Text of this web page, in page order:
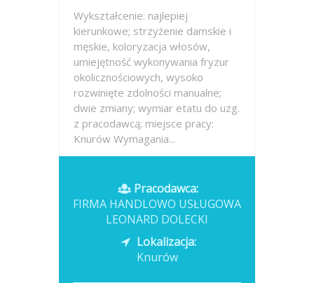
Wykształcenie: najlepiej
kierunkowe; strzyżenie damskie i
męskie, koloryzacja włosów,
umiejętność wykonywania fryzur
okolicznościowych, wysoko
rozwinięte zdolności manualne;
dwie zmiany; wymiar etatu do uzg.
z pracodawcą; miejsce pracy:
Knurów Wymagania...
Pracodawca:
FIRMA HANDLOWO USŁUGOWA
LEONARD DOLECKI
Lokalizacja:
Knurów